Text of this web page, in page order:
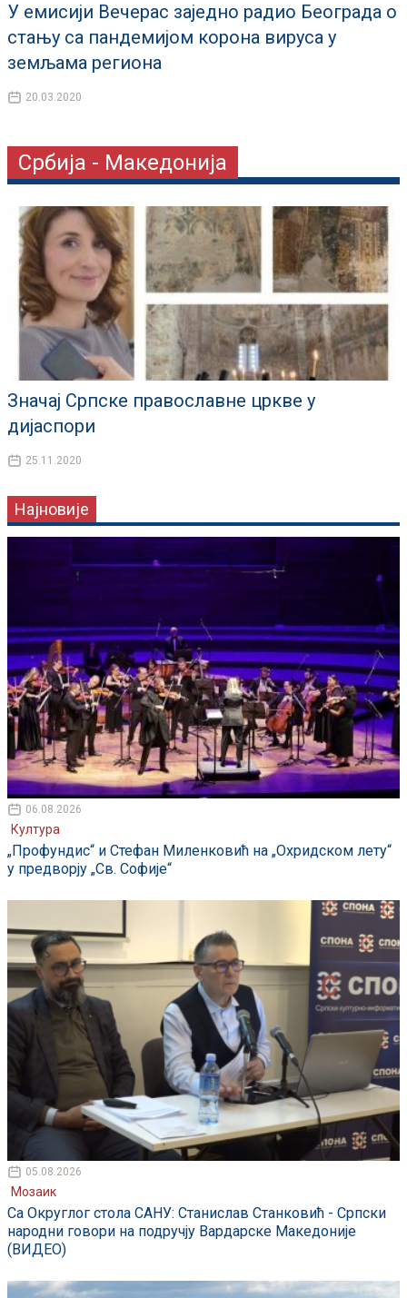
У емисији Вечерас заједно радио Београда о
стању са пандемијом корона вируса у
земљама региона
20.03.2020
Србија - Македонија
Значај Српске православне цркве у
дијаспори
25.11.2020
Најновије
06.08.2026
Култура
„Профундис“ и Стефан Миленковић на „Охридском лету“
у предворју „Св. Софије“
05.08.2026
Мозаик
Са Округлог стола САНУ: Станислав Станковић - Српски
народни говори на подручју Вардарске Македоније
(ВИДЕО)